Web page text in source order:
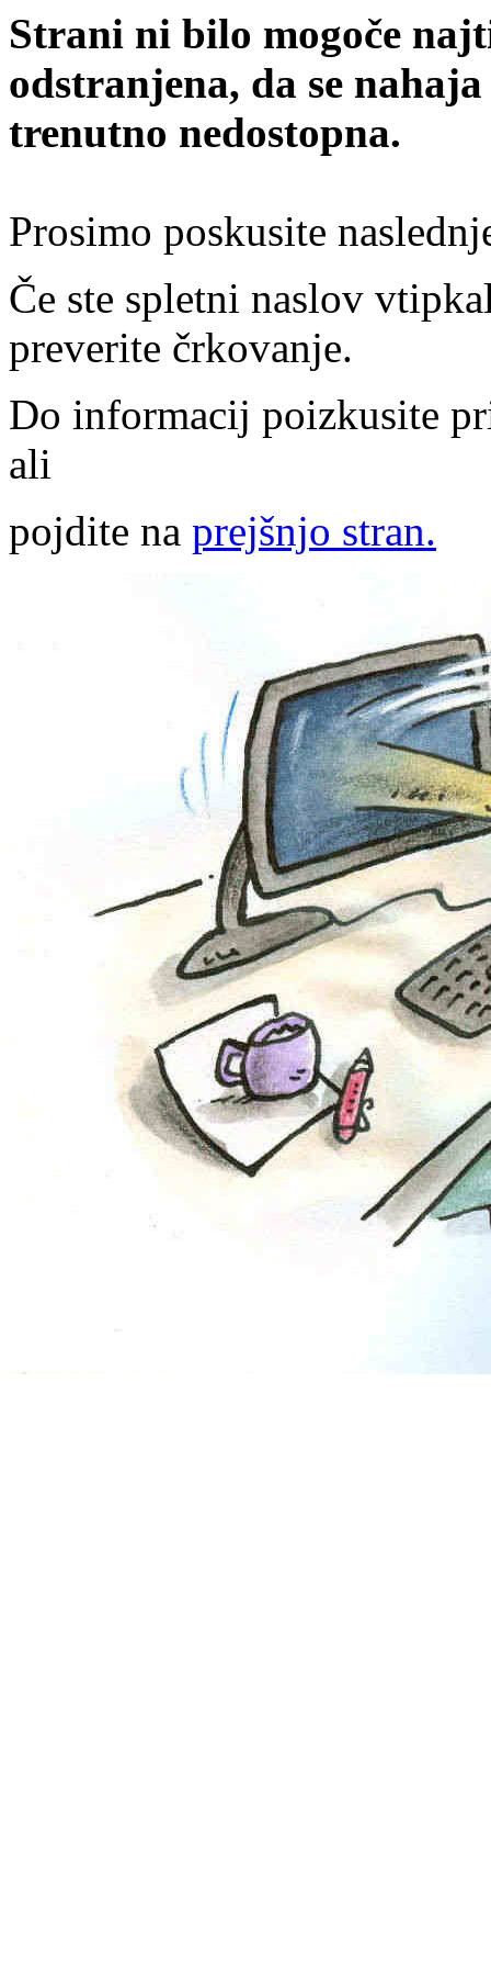
Strani ni bilo mogoče
odstranjena, da se
trenutno nedostopna.
Prosimo poskusite
Če ste spletni naslov
preverite črkovanje.
Do informacij poizkusite
ali
pojdite na prejšnjo stran.